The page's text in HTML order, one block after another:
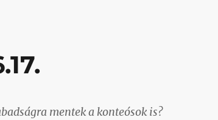
mentek a konteósok is?